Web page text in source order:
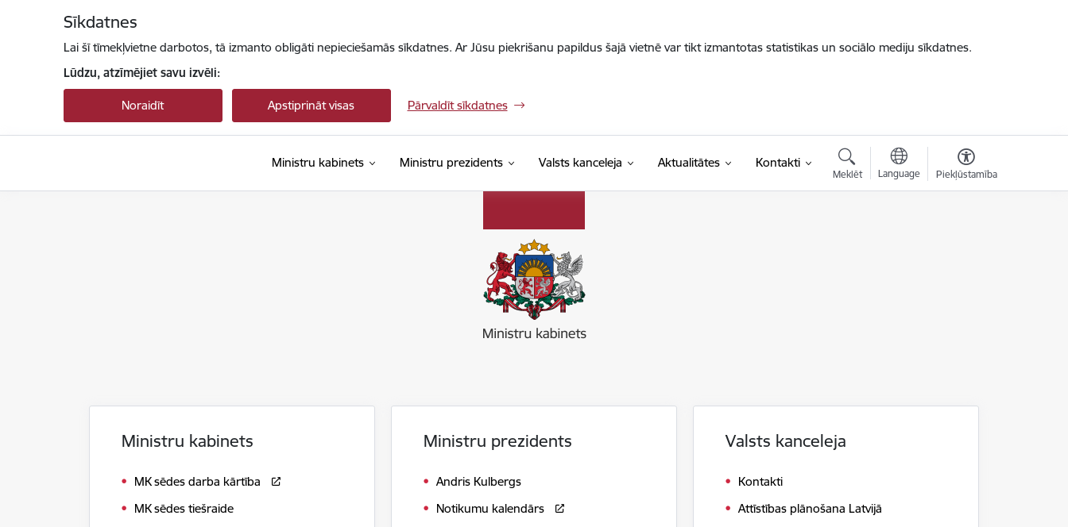
Sīkdatnes
Lai šī tīmekļvietne darbotos, tā izmanto obligāti nepieciešamās sīkdatnes. Ar Jūsu piekrišanu papildus šajā vietnē var tikt izmantotas statistikas un sociālo mediju sīkdatnes.
Lūdzu, atzīmējiet savu izvēli:
Noraidīt Apstiprināt visas Pārvaldīt sīkdatnes
Ministru kabinets Ministru prezidents Valsts kanceleja Aktualitātes Kontakti
Meklēt Language Piekļūstamība
Ministru kabinets
MK sēdes darba kārtība
MK sēdes tiešraide
Ministru prezidents
Andris Kulbergs
Notikumu kalendārs
Valsts kanceleja
Kontakti
Attīstības plānošana Latvijā